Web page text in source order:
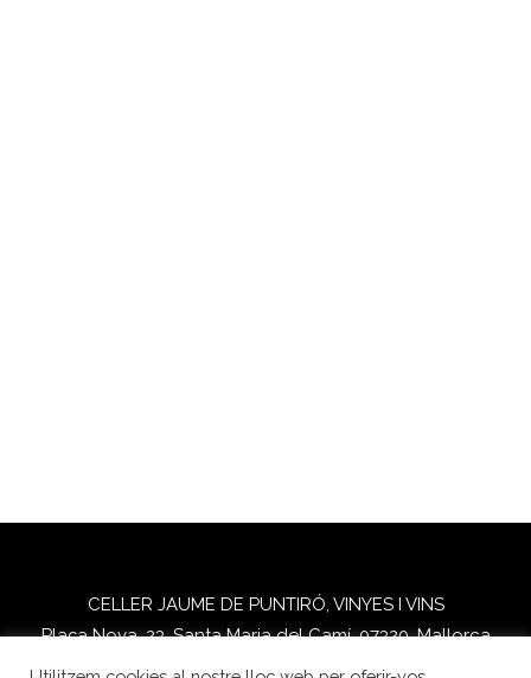
CELLER JAUME DE PUNTIRÓ, VINYES I VINS
Plaça Nova, 23. Santa Maria del Camí, 07320. Mallorca
Tel.
+34 606 42 90 23